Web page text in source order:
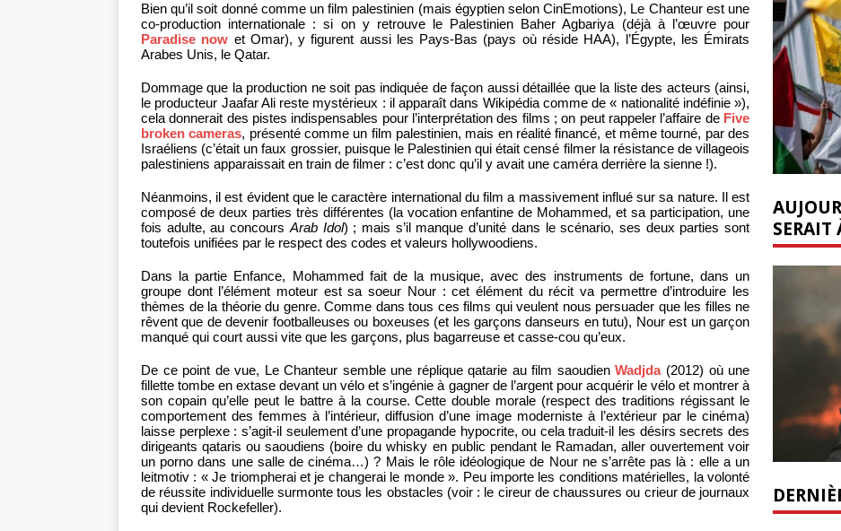
Bien qu’il soit donné comme un film palestinien (mais égyptien selon CinEmotions), Le Chanteur est une
co-production internationale : si on y retrouve le Palestinien Baher Agbariya (déjà à l’œuvre pour
Paradise now et Omar), y figurent aussi les Pays-Bas (pays où réside HAA), l’Égypte, les Émirats
Arabes Unis, le Qatar.
Dommage que la production ne soit pas indiquée de façon aussi détaillée que la liste des acteurs (ainsi,
le producteur Jaafar Ali reste mystérieux : il apparaît dans Wikipédia comme de « nationalité indéfinie »),
cela donnerait des pistes indispensables pour l’interprétation des films ; on peut rappeler l’affaire de Five
broken cameras, présenté comme un film palestinien, mais en réalité financé, et même tourné, par des
Israéliens (c’était un faux grossier, puisque le Palestinien qui était censé filmer la résistance de villageois
palestiniens apparaissait en train de filmer : c’est donc qu’il y avait une caméra derrière la sienne !).
Néanmoins, il est évident que le caractère international du film a massivement influé sur sa nature. Il est
composé de deux parties très différentes (la vocation enfantine de Mohammed, et sa participation, une
fois adulte, au concoursArab Idol) ; mais s’il manque d’unité dans le scénario, ses deux parties sont
toutefois unifiées par le respect des codes et valeurs hollywoodiens.
Dans la partie Enfance, Mohammed fait de la musique, avec des instruments de fortune, dans un
groupe dont l’élément moteur est sa soeur Nour : cet élément du récit va permettre d’introduire les
thèmes de la théorie du genre. Comme dans tous ces films qui veulent nous persuader que les filles ne
rêvent que de devenir footballeuses ou boxeuses (et les garçons danseurs en tutu), Nour est un garçon
manqué qui court aussi vite que les garçons, plus bagarreuse et casse-cou qu’eux.
De ce point de vue, Le Chanteur semble une réplique qatarie au film saoudienWadjda(2012) où une
fillette tombe en extase devant un vélo et s’ingénie à gagner de l’argent pour acquérir le vélo et montrer à
son copain qu’elle peut le battre à la course. Cette double morale (respect des traditions régissant le
comportement des femmes à l’intérieur, diffusion d’une image moderniste à l’extérieur par le cinéma)
laisse perplexe : s’agit-il seulement d’une propagande hypocrite, ou cela traduit-il les désirs secrets des
dirigeants qataris ou saoudiens (boire du whisky en public pendant le Ramadan, aller ouvertement voir
un porno dans une salle de cinéma…) ? Mais le rôle idéologique de Nour ne s’arrête pas là : elle a un
leitmotiv : « Je triompherai et je changerai le monde ». Peu importe les conditions matérielles, la volonté
de réussite individuelle surmonte tous les obstacles (voir : le cireur de chaussures ou crieur de journaux
qui devient Rockefeller).
SERAIT